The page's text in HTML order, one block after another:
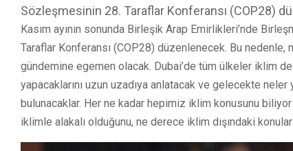
Sözleşmesinin 28. Taraflar Konferansı (COP28)
Kasım ayının sonunda Birleşik Arap Emirlikleri’nde
Taraflar Konferansı (COP28) düzenlenecek. Bu nedenle,
gündemine egemen olacak. Dubai’de tüm ülkeler iklim
yapacaklarını uzun uzadıya anlatacak ve gelecekte
bulunacaklar. Her ne kadar hepimiz iklim konusunu
iklimle alakalı olduğunu, ne derece iklim dışındaki